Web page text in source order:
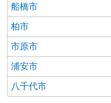
船橋市
柏市
市原市
浦安市
八千代市